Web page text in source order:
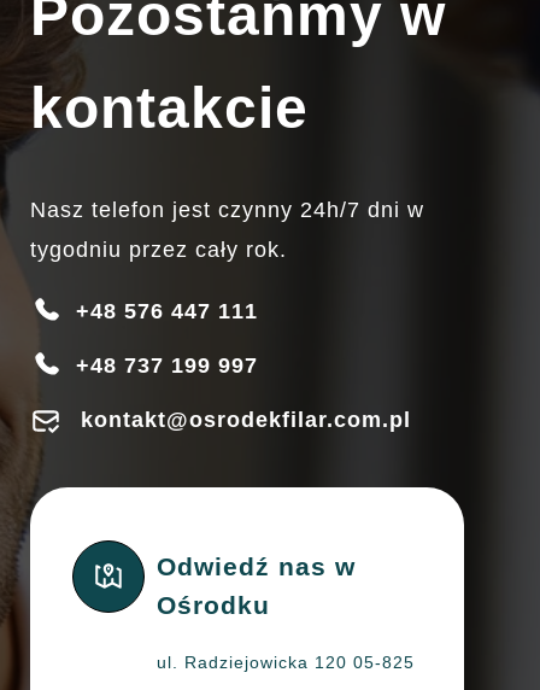
Pozostańmy w
kontakcie
Nasz telefon jest czynny 24h/7 dni w
tygodniu przez cały rok.
+48 576 447 111
+48 737 199 997
kontakt@osrodekfilar.com.pl
Odwiedź nas w
Ośrodku
ul. Radziejowicka 120 05-825